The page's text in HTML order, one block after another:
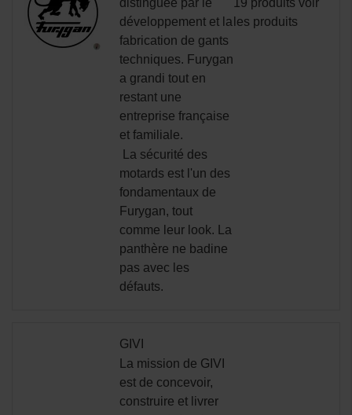
développement et la
fabrication de gants
techniques. Furygan
a grandi tout en
restant une
entreprise française
et familiale.
La sécurité des
motards est l'un des
fondamentaux de
Furygan, tout
comme leur look. La
panthère ne badine
pas avec les
défauts.
19 produits voir
les produits
GIVI
La mission de GIVI
est de concevoir,
construire et livrer